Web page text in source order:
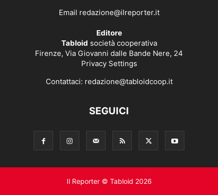
Email redazione@ilreporter.it
Editore
Tabloid società cooperativa
Firenze, Via Giovanni dalle Bande Nere, 24
Privacy Settings
Contattaci: redazione@tabloidcoop.it
SEGUICI
Il Reporter © Tabloid 2026